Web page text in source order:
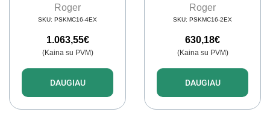
8192 vart., 8 mln. įvykių)
Roger
SKU: PSKMC16-4EX
1.063,55€
(Kaina su PVM)
DAUGIAU
8192 vart., 8 mln. įvykių)
Roger
SKU: PSKMC16-2EX
630,18€
(Kaina su PVM)
DAUGIAU